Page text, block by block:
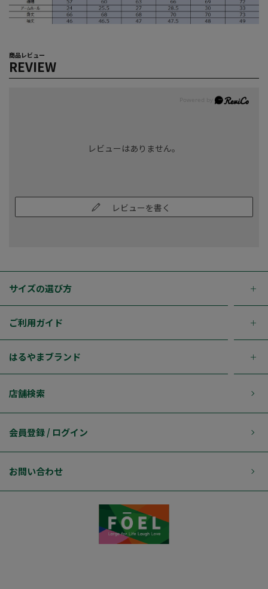
商品レビュー
REVIEW
レビューはありません。
レビューを書く
サイズの選び方
ご利用ガイド
はるやまブランド
店舗検索
会員登録 / ログイン
お問い合わせ